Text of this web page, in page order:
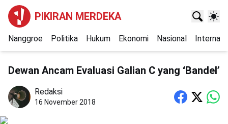
PIKIRAN MERDEKA
Nanggroe Politika Hukum Ekonomi Nasional
Dewan Ancam Evaluasi Galian C yang ‘Bandel’
Redaksi
16 November 2018